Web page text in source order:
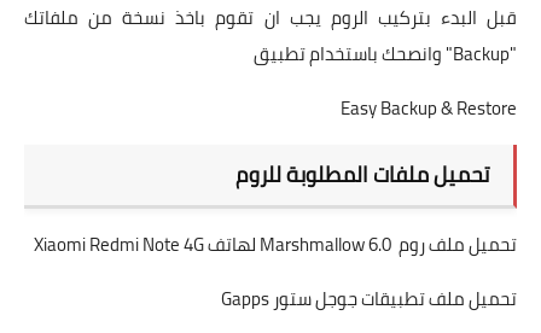
قبل البدء بتركيب الروم يجب ان تقوم باخذ نسخة من ملفاتك
"Backup" وانصحك باستخدام تطبيق
Easy Backup & Restore
تحميل ملفات المطلوبة للروم
تحميل ملف روم Marshmallow 6.0 لهاتف
Xiaomi Redmi Note 4G
تحميل ملف تطبيقات جوجل ستور Gapps